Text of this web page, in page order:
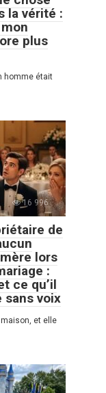
la vérité :
plus
homme était
16 996
de
lors
:
ce qu’il
sans voix
et elle